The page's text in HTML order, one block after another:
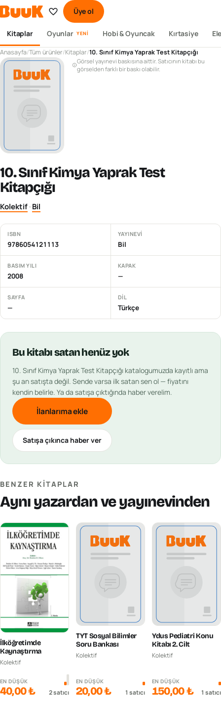
Üye ol
Kitaplar Oyunlar YENI Hobi & Oyuncak Kırtasiye
Anasayfa/Tüm ürünler/Kitaplar/10. Sınıf Kimya Yaprak Test Kitapçığı
Görsel yayınevi baskısına aittir. Satıcının kitabı bu
görselden farklı bir baskı olabilir.
10. Sınıf Kimya Yaprak Test
Kitapçığı
Kolektif·Bil
ISBN
9786054121113
YAYINEVI
Bil
BASIM YILI
2008
KAPAK
—
SAYFA
—
DIL
Türkçe
Bu kitabısatan henüz yok
10. Sınıf Kimya Yaprak Test Kitapçığı katalogumuzda kayıtlı ama
şu an satışta değil. Sende varsa ilk satan sen ol — fiyatını
kendin belirle. Ya da satışa çıktığında haber verelim.
İlanlarıma ekle
Satışa çıkınca haber ver
BENZER KITAPLAR
Aynı yazardan ve yayınevinden
İlköğretimde
Kaynaştırma
Kolektif
EN DÜŞÜK
40,00 ₺ 2satıcı
TYT Sosyal Bilimler
Soru Bankası
Kolektif
EN DÜŞÜK
20,00 ₺ 1 satıcı
Ydus Pediatri Konu
Kitabı 2. Cilt
Kolektif
EN DÜŞÜK
150,00 ₺ 1 satıcı